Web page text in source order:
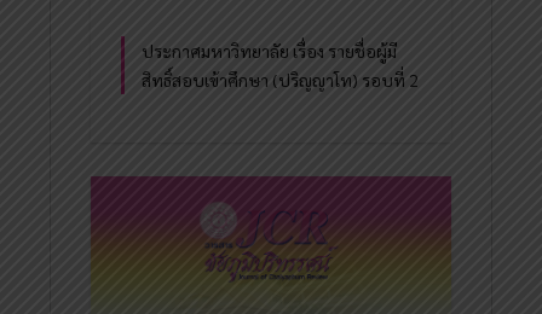
ประกาศมหาวิทยาลัย เรื่อง รายชื่อผู้มี
สิทธิ์สอบเข้าศึกษา (ปริญญาโท) รอบที่ 2